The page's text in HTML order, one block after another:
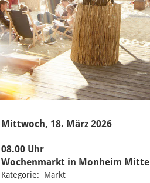
Mittwoch, 18. März 2026
08.00 Uhr
Wochenmarkt in Monheim Mitte
Kategorie: Markt